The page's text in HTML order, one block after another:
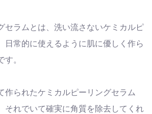
セラムとは、洗い流さないケミカルピ
日常的に使えるように肌に優しく作ら
す。
作られたケミカルピーリングセラム
それでいて確実に角質を除去してくれ